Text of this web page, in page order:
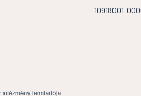
10918001-